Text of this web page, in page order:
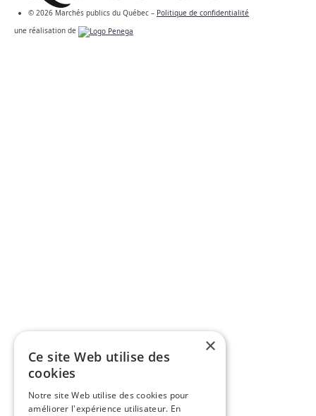
© 2026 Marchés publics du Québec – Politique de confidentialité
une réalisation de
×
Ce site Web utilise des
cookies
Notre site Web utilise des cookies pour
améliorer l'expérience utilisateur. En